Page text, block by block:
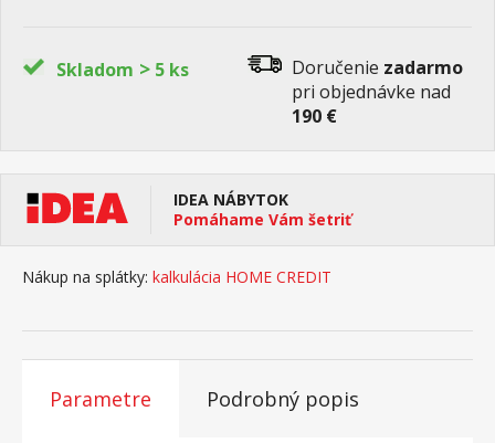
Skladom > 5 ks Doručenie zadarmo
pri objednávke nad
190 €
IDEA NÁBYTOK
Pomáhame Vám šetriť
Nákup na splátky: kalkulácia HOME CREDIT
Parametre Podrobný popis